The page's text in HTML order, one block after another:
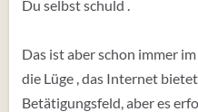
Du selbst schuld .
Das ist aber schon immer
die Lüge , das Internet
Betätigungsfeld, aber es